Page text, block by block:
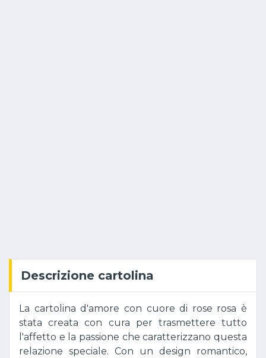
Descrizione cartolina
La cartolina d'amore con cuore di rose rosa è
stata creata con cura per trasmettere tutto
l'affetto e la passione che caratterizzano questa
relazione speciale. Con un design romantico,